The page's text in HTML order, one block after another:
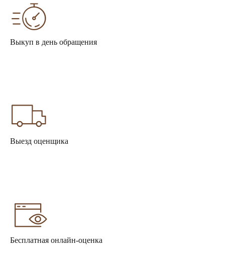
Выкуп в день обращения
Выезд оценщика
Бесплатная онлайн-оценка